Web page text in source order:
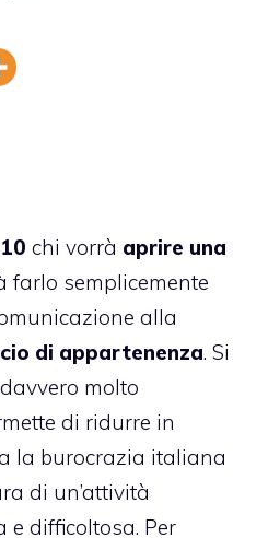
chi vorrà aprire una
farlo semplicemente
alla
di appartenenza. Si
molto
di ridurre in
la burocrazia italiana
di un’attività
e difficoltosa. Per